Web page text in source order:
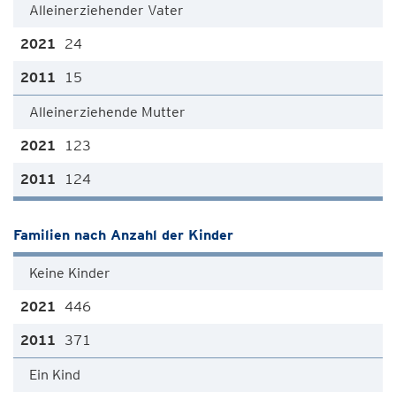
Alleinerziehender Vater
24
15
Alleinerziehende Mutter
123
124
Familien nach Anzahl der Kinder
Keine Kinder
446
371
Ein Kind